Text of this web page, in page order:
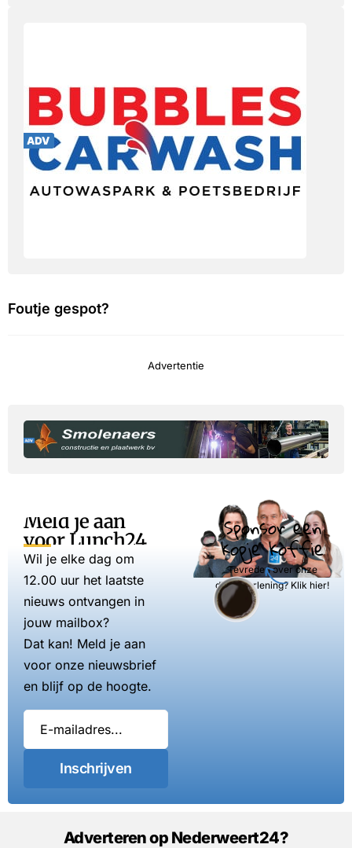
Foutje gespot?
Advertentie
Meld je aan
voor Lunch24
Wil je elke dag om
12.00 uur het laatste
nieuws ontvangen in
jouw mailbox?
Dat kan! Meld je aan
voor onze nieuwsbrief
en blijf op de hoogte.
Inschrijven
Sponsor een
kopje koffie
Tevreden over onze
dienstverlening? Klik hier!
Adverteren op Nederweert24?